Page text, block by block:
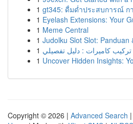
1 gt345: ดื่มด่ำประสบการณ์ ก
1 Eyelash Extensions: Your
1 Meme Central
1 Judolku Slot Slot: Panduan
1 تركيب كاميرات : دليل تفصيلي
1 Uncover Hidden Insights:
Copyright © 2026 | Advanced Search |